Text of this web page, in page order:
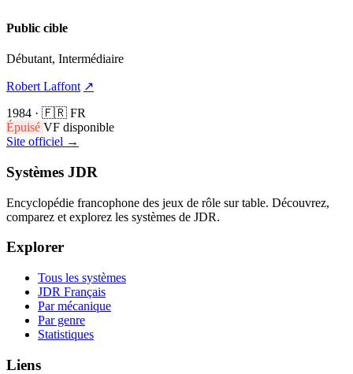
Public cible
Débutant, Intermédiaire
Robert Laffont ↗
1984 · 🇫🇷 FR
Épuisé VF disponible
Site officiel →
Systèmes JDR
Encyclopédie francophone des jeux de rôle sur table. Découvrez,
comparez et explorez les systèmes de JDR.
Explorer
Tous les systèmes
JDR Français
Par mécanique
Par genre
Statistiques
Liens